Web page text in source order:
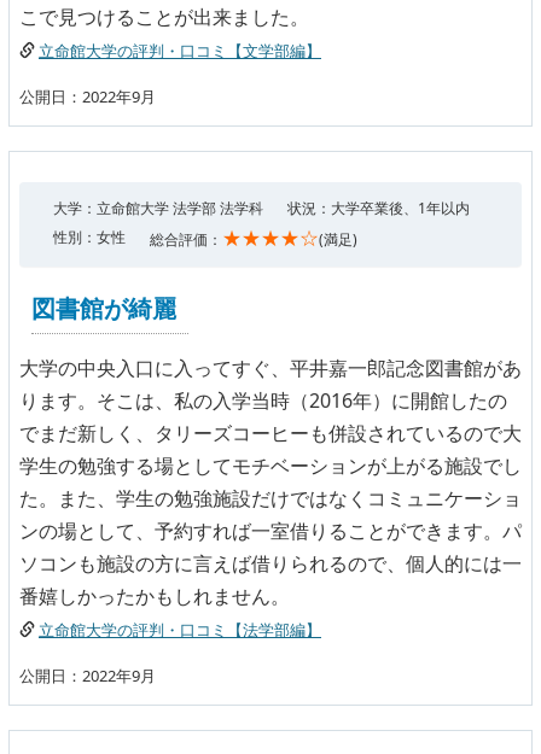
こで見つけることが出来ました。
立命館大学の評判・口コミ【文学部編】
公開日：2022年9月
大学：立命館大学 法学部 法学科
状況：大学卒業後、1年以内
性別：女性
総合評価： ★★★★☆(満足)
図書館が綺麗
大学の中央入口に入ってすぐ、平井嘉一郎記念図書館があ
ります。そこは、私の入学当時（2016年）に開館したの
でまだ新しく、タリーズコーヒーも併設されているので大
学生の勉強する場としてモチベーションが上がる施設でし
た。また、学生の勉強施設だけではなくコミュニケーショ
ンの場として、予約すれば一室借りることができます。パ
ソコンも施設の方に言えば借りられるので、個人的には一
番嬉しかったかもしれません。
立命館大学の評判・口コミ【法学部編】
公開日：2022年9月